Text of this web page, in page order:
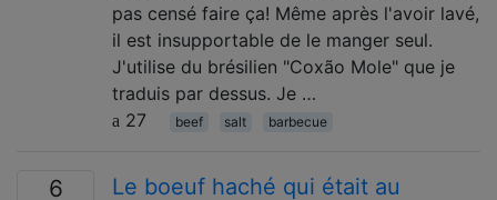
pas censé faire ça! Même après l'avoir lavé,
il est insupportable de le manger seul.
J'utilise du brésilien "Coxão Mole" que je
traduis par dessus. Je …
27
beef salt barbecue
6
Le boeuf haché qui était au